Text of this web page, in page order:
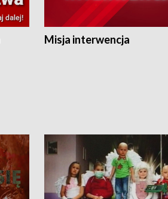
Misja interwencja